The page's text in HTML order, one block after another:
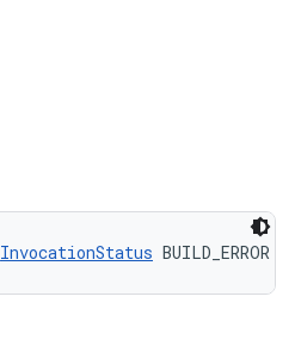
InvocationStatus BUILD_ERROR